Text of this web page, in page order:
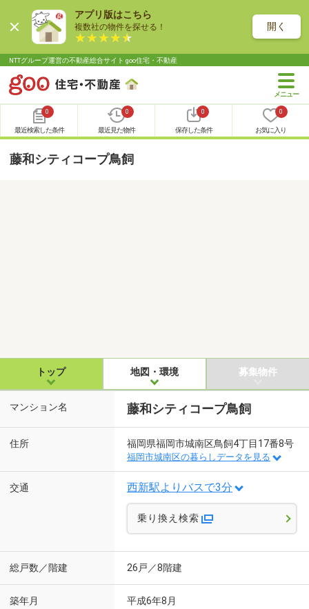
アプリ版はこちら
複数社の物件を探せる！ 開く
NTTグループ運営の不動産総合サイト goo住宅・不動産
0
最近検索した条件
0
最近見た物件
0
保存した条件
0
お気に入り
藤和シティコープ鳥飼
トップ 地図・環境 募集物件
マンション名 藤和シティコープ鳥飼
住所 福岡県福岡市城南区鳥飼4丁目17番8号
福岡市城南区の暮らしデータを見る
交通 西新駅よりバスで3分
乗り換え検索
総戸数／階建 26戸／8階建
築年月 平成6年8月